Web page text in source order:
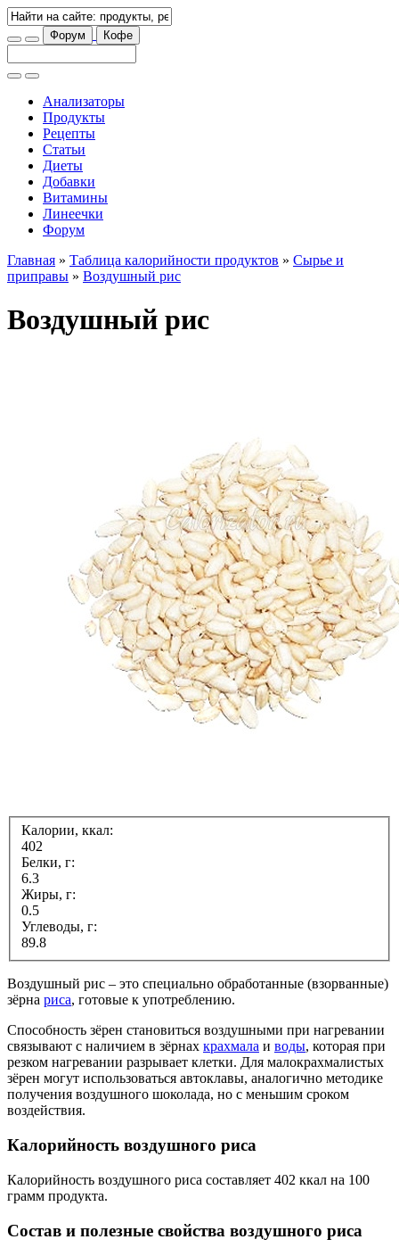
Форум Кофе
Анализаторы
Продукты
Рецепты
Статьи
Диеты
Добавки
Витамины
Линеечки
Форум
Главная » Таблица калорийности продуктов » Сырье и
приправы » Воздушный рис
Воздушный рис
Калории, ккал:
402
Белки, г:
6.3
Жиры, г:
0.5
Углеводы, г:
89.8
Воздушный рис – это специально обработанные (взорванные)
зёрна риса, готовые к употреблению.
Способность зёрен становиться воздушными при нагревании
связывают с наличием в зёрнах крахмала и воды, которая при
резком нагревании разрывает клетки. Для малокрахмалистых
зёрен могут использоваться автоклавы, аналогично методике
получения воздушного шоколада, но с меньшим сроком
воздействия.
Калорийность воздушного риса
Калорийность воздушного риса составляет 402 ккал на 100
грамм продукта.
Состав и полезные свойства воздушного риса